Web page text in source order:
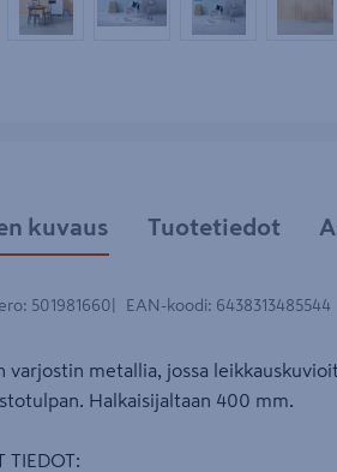
1
Tuotekuva 2Tuotekuva 3Tuotekuva 4
kuvaus Tuotetiedot
: 501981660 EAN-koodi: 6438313485544
varjostin metallia, jossa
Halkaisijaltaan 400 mm.
TIEDOT: